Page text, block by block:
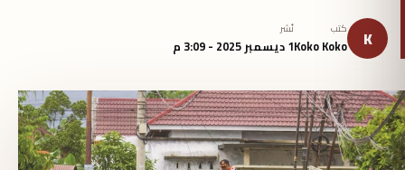
K كتب
Koko Koko
نُشر
1 ديسمبر 2025 - 3:09 م